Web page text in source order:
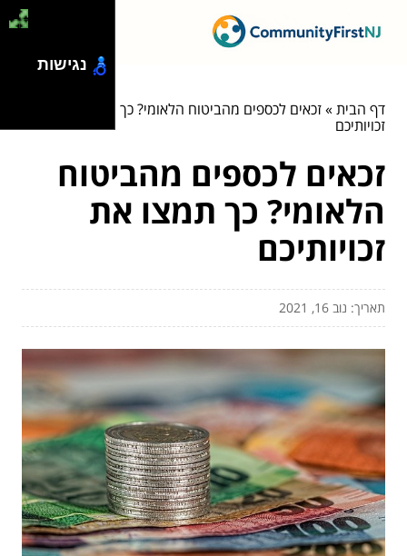
דף הבית»זכאים לכספים מהביטוח הלאומי? כך תמצו את
זכויותיכם
זכאים לכספים מהביטוח
הלאומי? כך תמצו את
זכויותיכם
תאריך: נוב 16, 2021
נגישות